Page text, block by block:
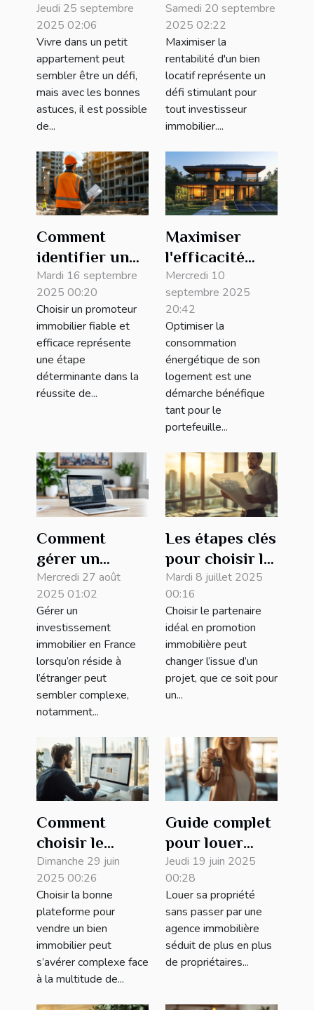
l'espace dans
un petit
appartement ?
Jeudi 25 septembre
2025 02:06
Vivre dans un petit
appartement peut
sembler être un défi,
mais avec les bonnes
astuces, il est possible
de...
maximiser la
rentabilité d'un
bien locatif
Samedi 20 septembre
2025 02:22
Maximiser la
rentabilité d'un bien
locatif représente un
défi stimulant pour
tout investisseur
immobilier....
Comment
identifier un
promoteur
immobilier
fiable et
efficace ?
Mardi 16 septembre
2025 00:20
Choisir un promoteur
immobilier fiable et
efficace représente
une étape
déterminante dans la
réussite de...
Maximiser
l'efficacité
énergétique de
votre domicile :
astuces
essentielles
Mercredi 10
septembre 2025
20:42
Optimiser la
consommation
énergétique de son
logement est une
démarche bénéfique
tant pour le
portefeuille...
Comment
gérer un
investissement
immobilier en
France depuis
l'étranger ?
Mercredi 27 août
2025 01:02
Gérer un
investissement
immobilier en France
lorsqu’on réside à
l’étranger peut
sembler complexe,
notamment...
Les étapes clés
pour choisir le
meilleur
partenaire en
promotion
immobilière
Mardi 8 juillet 2025
00:16
Choisir le partenaire
idéal en promotion
immobilière peut
changer l’issue d’un
projet, que ce soit pour
un...
Comment
choisir le
meilleur site
pour la vente
de votre bien
immobilier ?
Dimanche 29 juin
2025 00:26
Choisir la bonne
plateforme pour
vendre un bien
immobilier peut
s’avérer complexe face
à la multitude de...
Guide complet
pour louer
votre
propriété sans
agence
immobilière
Jeudi 19 juin 2025
00:28
Louer sa propriété
sans passer par une
agence immobilière
séduit de plus en plus
de propriétaires...